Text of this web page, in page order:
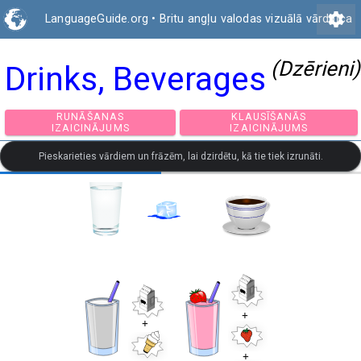
LanguageGuide.org • Britu angļu valodas vizuālā vārdnīca
settings
Drinks, Beverages (Dzērieni)
RUNĀŠANAS
IZAICINĀJUMS
KLAUSĪŠANĀS
IZAICINĀJUMS
Pieskarieties vārdiem un frāzēm, lai dzirdētu, kā tie tiek izrunāti.